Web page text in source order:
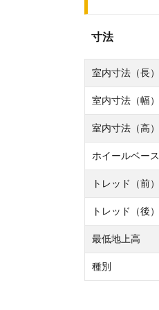
寸法
室内寸法（長）
室内寸法（幅）
室内寸法（高）
ホイールベース
トレッド（前）
トレッド（後）
最低地上高
種別